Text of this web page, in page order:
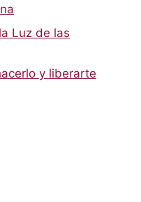
Luz de las
y liberarte